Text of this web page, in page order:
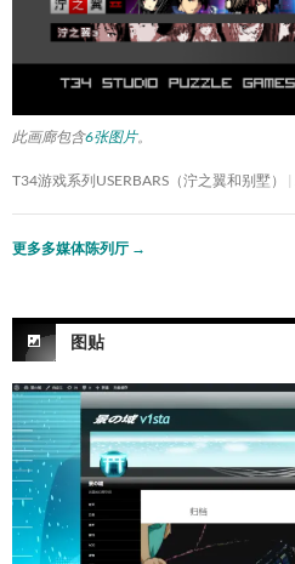
此画廊包含6张图片。
T34游戏系列USERBARS（泞之翼和别墅）
更多多媒体陈列厅 →
图贴